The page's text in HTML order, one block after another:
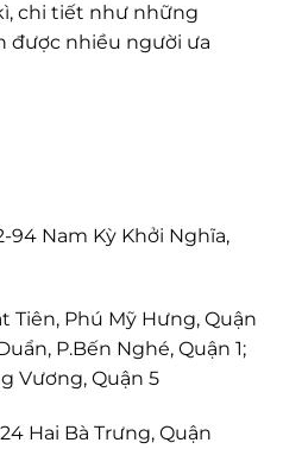
chi tiết như những
được nhiều người ưa
94 Nam Kỳ Khởi Nghĩa,
Tiên, Phú Mỹ Hưng, Quận
P.Bến Nghé, Quận 1;
Vương, Quận 5
Hai Bà Trưng, Quận